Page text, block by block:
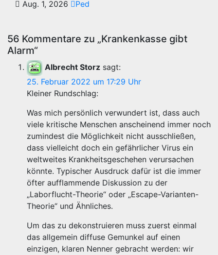
Aug. 1, 2026 Ped
56 Kommentare zu „Krankenkasse gibt
Alarm“
Albrecht Storz sagt:
25. Februar 2022 um 17:29 Uhr
Kleiner Rundschlag:
Was mich persönlich verwundert ist, dass auch
viele kritische Menschen anscheinend immer noch
zumindest die Möglichkeit nicht ausschließen,
dass vielleicht doch ein gefährlicher Virus ein
weltweites Krankheitsgeschehen verursachen
könnte. Typischer Ausdruck dafür ist die immer
öfter aufflammende Diskussion zu der
„Laborflucht-Theorie“ oder „Escape-Varianten-
Theorie“ und Ähnliches.
Um das zu dekonstruieren muss zuerst einmal
das allgemein diffuse Gemunkel auf einen
einzigen, klaren Nenner gebracht werden: wir